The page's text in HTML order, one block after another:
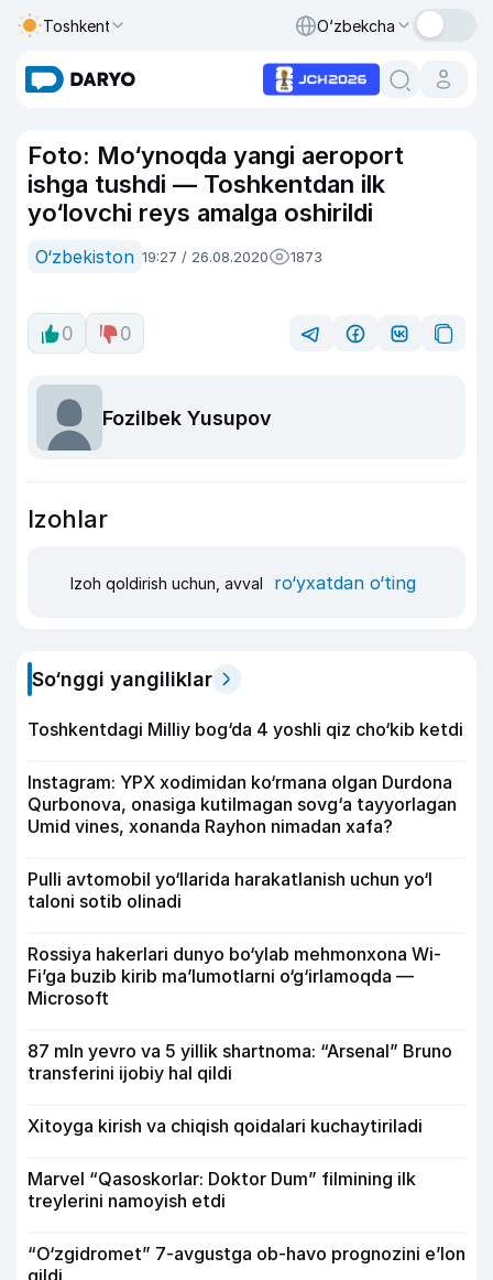
Toshkent O‘zbekcha
Foto: Mo‘ynoqda yangi aeroport
ishga tushdi — Toshkentdan ilk
yo‘lovchi reys amalga oshirildi
O‘zbekiston 19:27 / 26.08.2020 1873
0 0
Fozilbek Yusupov
Izohlar
Izoh qoldirish uchun, avval ro‘yxatdan o‘ting
So‘nggi yangiliklar
Toshkentdagi Milliy bog‘da 4 yoshli qiz cho‘kib ketdi
Instagram: YPX xodimidan ko‘rmana olgan Durdona
Qurbonova, onasiga kutilmagan sovg‘a tayyorlagan
Umid vines, xonanda Rayhon nimadan xafa?
Pulli avtomobil yo‘llarida harakatlanish uchun yo‘l
taloni sotib olinadi
Rossiya hakerlari dunyo bo‘ylab mehmonxona Wi-
Fi’ga buzib kirib ma’lumotlarni o‘g‘irlamoqda —
Microsoft
87 mln yevro va 5 yillik shartnoma: “Arsenal” Bruno
transferini ijobiy hal qildi
Xitoyga kirish va chiqish qoidalari kuchaytiriladi
Marvel “Qasoskorlar: Doktor Dum” filmining ilk
treylerini namoyish etdi
“O‘zgidromet” 7-avgustga ob-havo prognozini e’lon
qildi